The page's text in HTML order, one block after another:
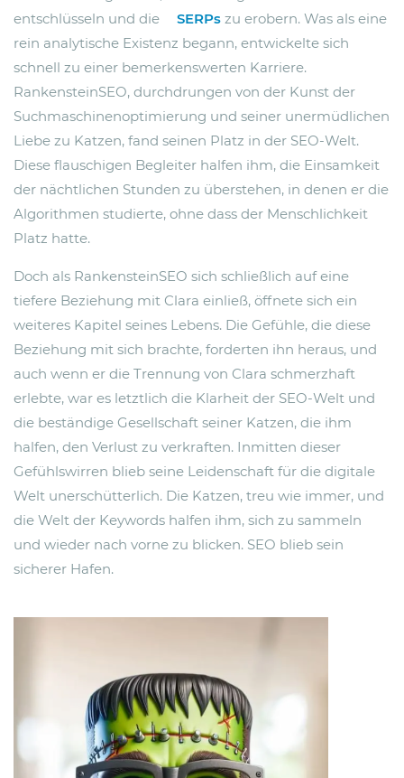
entschlüsseln und die
SERPs zu erobern. Was als eine
rein analytische Existenz begann, entwickelte sich
schnell zu einer bemerkenswerten Karriere.
RankensteinSEO, durchdrungen von der Kunst der
Suchmaschinenoptimierung und seiner unermüdlichen
Liebe zu Katzen, fand seinen Platz in der SEO-Welt.
Diese flauschigen Begleiter halfen ihm, die Einsamkeit
der nächtlichen Stunden zu überstehen, in denen er die
Algorithmen studierte, ohne dass der Menschlichkeit
Platz hatte.
Doch als RankensteinSEO sich schließlich auf eine
tiefere Beziehung mit Clara einließ, öffnete sich ein
weiteres Kapitel seines Lebens. Die Gefühle, die diese
Beziehung mit sich brachte, forderten ihn heraus, und
auch wenn er die Trennung von Clara schmerzhaft
erlebte, war es letztlich die Klarheit der SEO-Welt und
die beständige Gesellschaft seiner Katzen, die ihm
halfen, den Verlust zu verkraften. Inmitten dieser
Gefühlswirren blieb seine Leidenschaft für die digitale
Welt unerschütterlich. Die Katzen, treu wie immer, und
die Welt der Keywords halfen ihm, sich zu sammeln
und wieder nach vorne zu blicken. SEO blieb sein
sicherer Hafen.